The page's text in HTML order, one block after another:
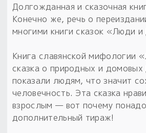
«Резы Рода. Нежиты»
толковники со
толкованиями
Узнать
Долгожданная и сказочная
Конечно же, речь о
многими книги сказок «Люди
Книга славянской мифологии
сказка о природных и
показали людям, что значит
человечность. Эта сказка
взрослым — вот почему
дополнительный тираж!